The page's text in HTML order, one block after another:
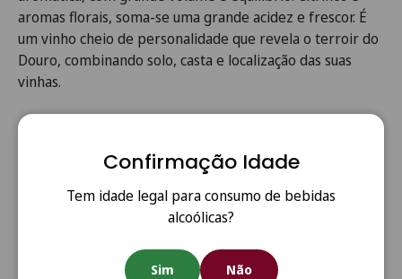
aromas florais, soma-se uma grande acidez e frescor. É
um vinho cheio de personalidade que revela o terroir do
Douro, combinando solo, casta e localização das suas
vinhas.
Confirmação Idade
Tem idade legal para consumo de bebidas
alcoólicas?
Sim
Não